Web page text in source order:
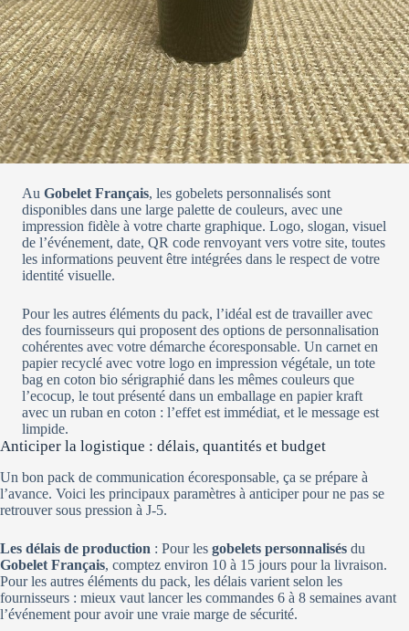
Au Gobelet Français, les gobelets personnalisés sont
disponibles dans une large palette de couleurs, avec une
impression fidèle à votre charte graphique. Logo, slogan, visuel
de l’événement, date, QR code renvoyant vers votre site, toutes
les informations peuvent être intégrées dans le respect de votre
identité visuelle.
Pour les autres éléments du pack, l’idéal est de travailler avec
des fournisseurs qui proposent des options de personnalisation
cohérentes avec votre démarche écoresponsable. Un carnet en
papier recyclé avec votre logo en impression végétale, un tote
bag en coton bio sérigraphié dans les mêmes couleurs que
l’ecocup, le tout présenté dans un emballage en papier kraft
avec un ruban en coton : l’effet est immédiat, et le message est
limpide.
Anticiper la logistique : délais, quantités et budget
Un bon pack de communication écoresponsable, ça se prépare à
l’avance. Voici les principaux paramètres à anticiper pour ne pas se
retrouver sous pression à J-5.
Les délais de production : Pour les gobelets personnalisés du
Gobelet Français, comptez environ 10 à 15 jours pour la livraison.
Pour les autres éléments du pack, les délais varient selon les
fournisseurs : mieux vaut lancer les commandes 6 à 8 semaines avant
l’événement pour avoir une vraie marge de sécurité.